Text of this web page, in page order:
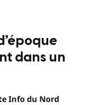
dans un
Info du Nord